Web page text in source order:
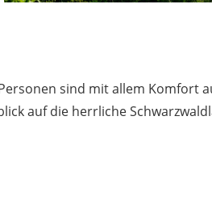
sind mit allem Komfort
auf die herrliche